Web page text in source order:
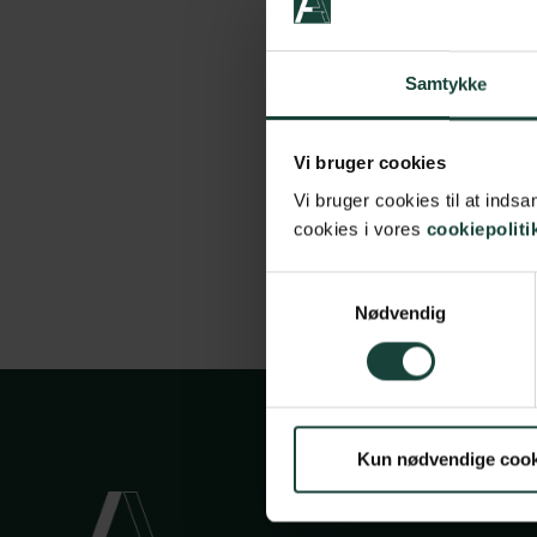
Samtykke
Vi bruger cookies
Vi bruger cookies til at
cookies i vores
Nødvendig
Kun nødvendige